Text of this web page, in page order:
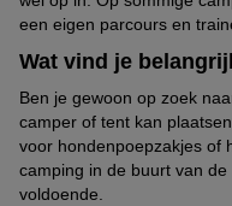
een eigen parcours en
Wat vind je
Ben je gewoon op zoek
camper of tent kan
voor hondenpoepzakjes of
camping in de buurt van
voldoende.